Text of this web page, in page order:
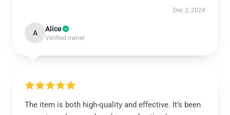
Dec 2, 2024
A Alice
Verified owner
The item is both high-quality and effective. It’s been